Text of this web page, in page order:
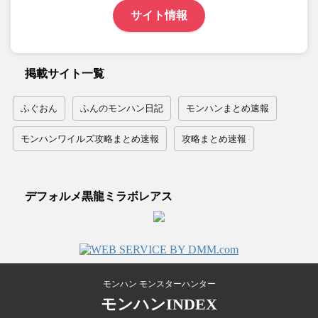
サイト情報
掲載サイト一覧
ふぐおん ふんのモンハン日記 モンハンまとめ速報
モンハンワイルズ攻略まとめ速報 攻略まとめ速報
デフォルメ黒龍ミラボレアス
モンハン モンスターハンター
モンハンINDEX